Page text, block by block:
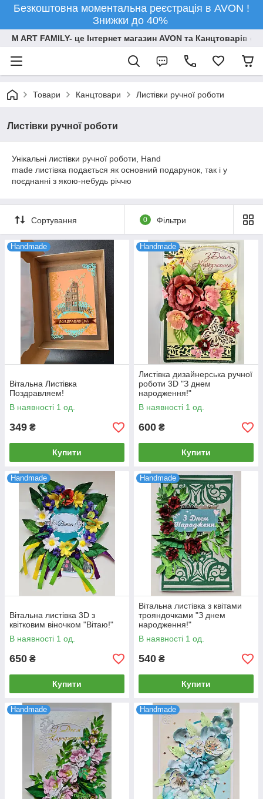
Безкоштовна моментальна реєстрація в AVON !
Знижки до 40%
M ART FAMILY- це Інтернет магазин AVON та Канцтоварів
Товари Канцтовари Листівки ручної роботи
Листівки ручної роботи
Унікальні листівки ручної роботи, Hand
made листівка подається як основний подарунок, так і у
поєднанні з якою-небудь річчю
Сортування 0 Фільтри
Handmade
Вітальна Листівка
Поздравляем!
В наявності 1 од.
349 ₴
Купити
Handmade
Листівка дизайнерська ручної
роботи 3D "З днем
народження!"
В наявності 1 од.
600 ₴
Купити
Handmade
Вітальна листівка 3D з
квітковим віночком "Вітаю!"
В наявності 1 од.
650 ₴
Купити
Handmade
Вітальна листівка з квітами
трояндочками "З днем
народження!"
В наявності 1 од.
540 ₴
Купити
Handmade Handmade